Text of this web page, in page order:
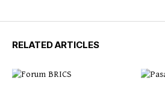
RELATED ARTICLES